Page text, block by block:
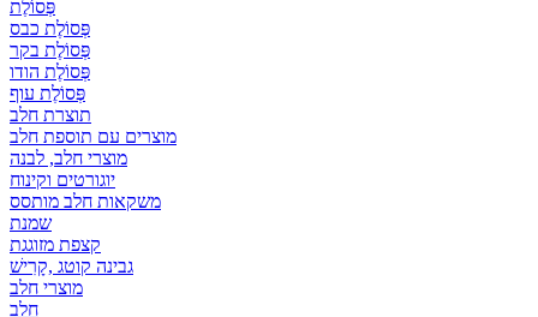
פְּסוֹלֶת
פְּסוֹלֶת כבס
פְּסוֹלֶת בקר
פְּסוֹלֶת הודו
פְּסוֹלֶת עוף
תוצרת חלב
מוצרים עם תוספת חלב
מוצרי חלב, לבנה
יוגורטים וקינוח
משקאות חלב מותסס
שמנת
קצפת מזוגגת
גבינה קוטג ,קָרִישׁ
מוצרי חלב
חלב